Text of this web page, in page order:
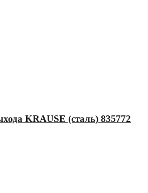
KRAUSE (сталь) 835772